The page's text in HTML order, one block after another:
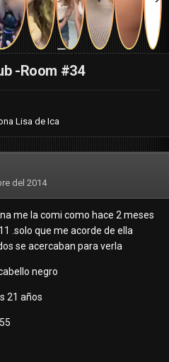
-Room #34
Lisa de Ica
del 2014
me la comi como hace 2 meses
.solo que me acorde de ella
se acercaban para verla
negro
21 años